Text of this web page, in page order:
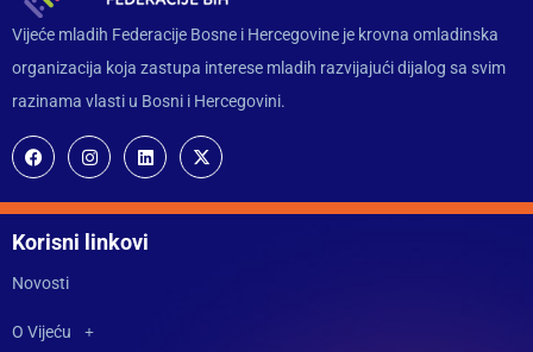
Vijeće mladih Federacije Bosne i Hercegovine je krovna omladinska
organizacija koja zastupa interese mladih razvijajući dijalog sa svim
razinama vlasti u Bosni i Hercegovini.
Korisni linkovi
Novosti
O Vijeću